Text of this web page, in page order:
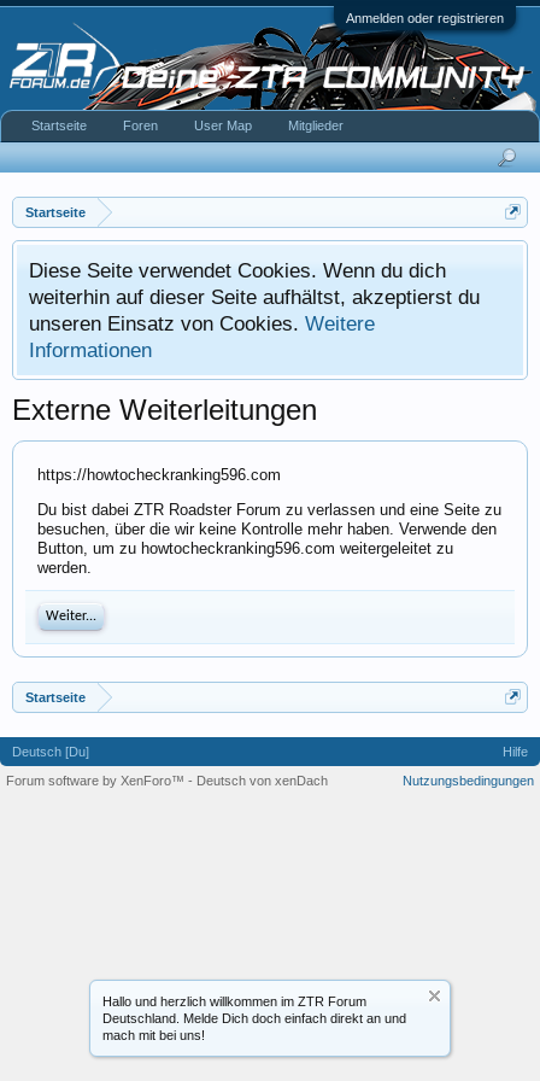
Anmelden oder registrieren
Startseite
Diese Seite verwendet Cookies. Wenn du dich
weiterhin auf dieser Seite aufhältst, akzeptierst du
unseren Einsatz von Cookies. Weitere
Informationen
Hallo und herzlich willkommen im ZTR Forum
Deutschland. Melde Dich doch einfach direkt an und
mach mit bei uns!
Externe Weiterleitungen
https://howtocheckranking596.com
Du bist dabei ZTR Roadster Forum zu verlassen und eine Seite zu
besuchen, über die wir keine Kontrolle mehr haben. Verwende den
Button, um zu howtocheckranking596.com weitergeleitet zu
werden.
Weiter...
Startseite
Startseite Foren User Map Mitglieder
Deutsch [Du]
Hilfe
Nutzungsbedingungen
Forum software by XenForo™ - Deutsch von xenDach